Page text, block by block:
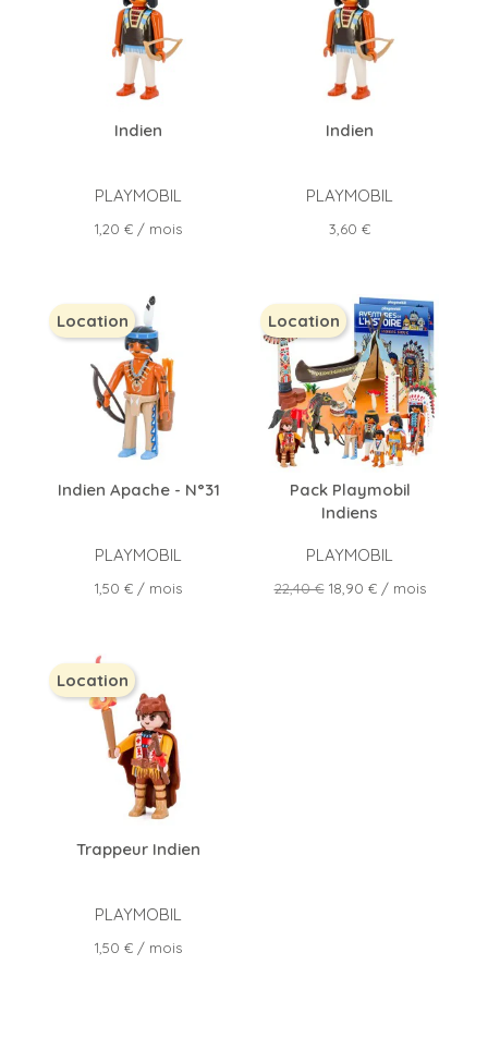
Indien
PLAYMOBIL
Prix
1,20 € / mois
Indien
PLAYMOBIL
Prix
3,60 €
Indien Apache - N°31
PLAYMOBIL
Prix
1,50 € / mois
Location
Pack Playmobil
Indiens
PLAYMOBIL
Prix
22,40 € Prix
18,90 €/ mois
Location
Trappeur Indien
PLAYMOBIL
Prix
1,50 € / mois
Location